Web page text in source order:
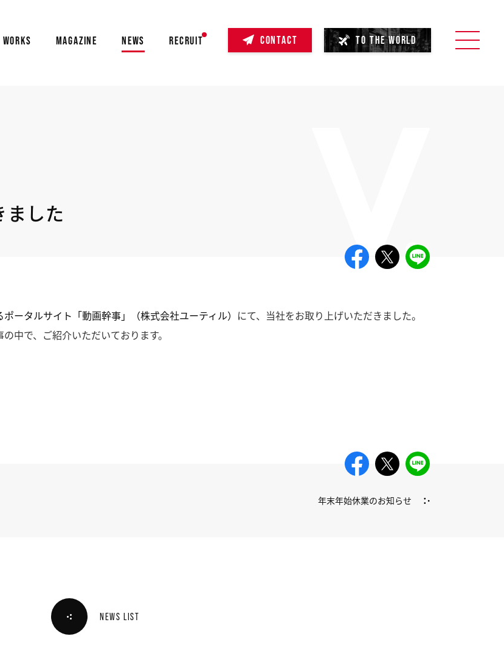
WORKS MAGAZINE NEWS RECRUIT CONTACT TO THE WORLD
ました
ータルサイト「動画幹事」（株式会社ユーティル） にて、当社をお取り上げいただきました。
の中で、ご紹介いただいております。
年末年始休業のお知らせ
NEWS LIST